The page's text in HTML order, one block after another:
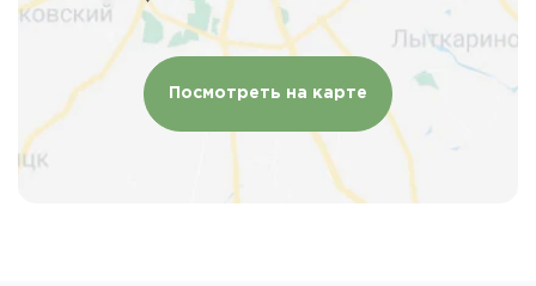
Посмотреть на карте